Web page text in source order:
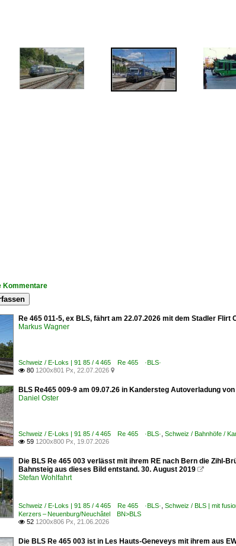
Kommentare
Re 465 011-5, ex BLS, fährt am 22.07.2026 mit dem Stadler
Markus Wagner
Schweiz / E-Loks | 91 85 / 4 465 Re 465 ·BLS·
 80 1200x801 Px, 22.07.2026 
BLS Re465 009-9 am 09.07.26 in Kandersteg Autoverladung
Daniel Oster
Schweiz / E-Loks | 91 85 / 4 465 Re 465 ·BLS· Schweiz / Bahnhöfe /
 59 1200x800 Px, 19.07.2026
Die BLS Re 465 003 verlässt mit ihrem RE nach Bern die Zihl-
Bahnsteig aus dieses Bild entstand. 30. August 2019 
Stefan Wohlfahrt
Schweiz / E-Loks | 91 85 / 4 465 Re 465 ·BLS· Schweiz / BLS | mit
Kerzers – Neuenburg/Neuchâtel BN>BLS
 52 1200x806 Px, 21.06.2026
Die BLS Re 465 003 ist in Les Hauts-Geneveys mit ihrem aus